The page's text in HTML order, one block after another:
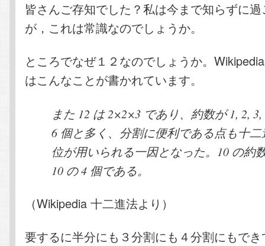
皆さんご存知でした？私は今まで知らずに
が，これは常識なのでしょうか。
ところでなぜ１２なのでしょうか。
はこんなことが書かれています。
また 12 は 2×2×3 であり、約数が 1, 2, 3,
6 個と多く、分割に便利である点も十
位が用いられる一因となった。10 の約
10 の 4 個である。
（Wikipedia 十二進法より）
要するに半分にも３分割にも４分割にもで